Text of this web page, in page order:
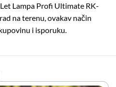
Lampa Profi Ultimate RK-
na terenu, ovakav način
i isporuku.